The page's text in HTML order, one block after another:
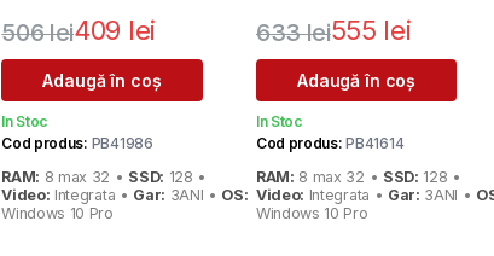
506lei
Prețul
inițial
a
fost:
506 lei.
409 lei
Prețul
curent
este:
409 lei.
Adaugă în coș
In Stoc
Cod produs: PB41986
RAM: 8 max 32 • SSD: 128 •
Video: Integrata • Gar: 3ANI • OS:
Windows 10 Pro
633lei
Prețul
inițial
a
fost:
633 lei.
555 lei
Prețul
curent
este:
555 lei.
Adaugă în coș
In Stoc
Cod produs: PB41614
RAM: 8 max 32 • SSD: 128 •
Video: Integrata • Gar: 3ANI •
Windows 10 Pro